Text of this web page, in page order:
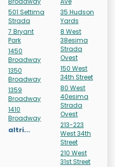
501 Settima
Strada
7 Bryant
Park
1450
Broadway
1350
Broadway
1359
Broadway
1410
Broadway
altri...
35 Hudson
Yards
8 West
38esima
Strada
Ovest
150 West
34th Street
80 West
40esima
Strada
Ovest
213-223
West 34th
Street
210 West
31st Street